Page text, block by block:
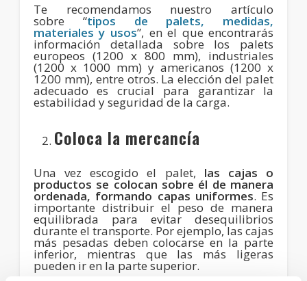
Te recomendamos nuestro artículo
sobre “tipos de palets, medidas,
materiales y usos”, en el que encontrarás
información detallada sobre los palets
europeos (1200 x 800 mm), industriales
(1200 x 1000 mm) y americanos (1200 x
1200 mm), entre otros. La elección del palet
adecuado es crucial para garantizar la
estabilidad y seguridad de la carga.
Coloca la mercancía
Una vez escogido el palet, las cajas o
productos se colocan sobre él de manera
ordenada, formando capas uniformes. Es
importante distribuir el peso de manera
equilibrada para evitar desequilibrios
durante el transporte. Por ejemplo, las cajas
más pesadas deben colocarse en la parte
inferior, mientras que las más ligeras
pueden ir en la parte superior.